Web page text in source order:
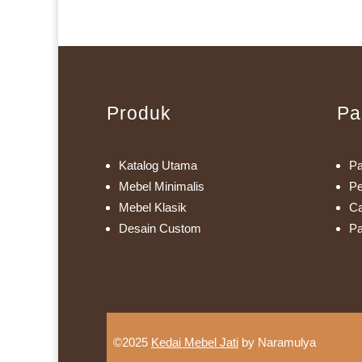
Produk
Katalog Utama
Mebel Minimalis
Mebel Klasik
Desain Custom
©2025 Kedai Mebel Jati by Naramulya